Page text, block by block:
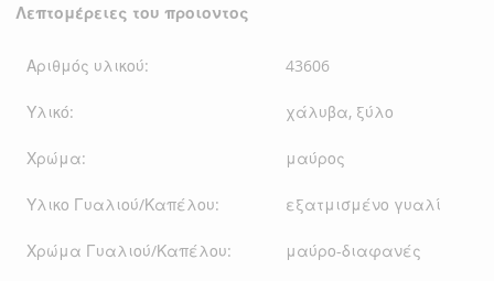
Λεπτομέρειες του προιοντος
Αριθμός υλικού: 43606
Υλικό: χάλυβα, ξύλο
Χρώμα: μαύρος
Υλικο Γυαλιού/Καπέλου: εξατμισμένο γυαλί
Χρώμα Γυαλιού/Καπέλου: μαύρο-διαφανές